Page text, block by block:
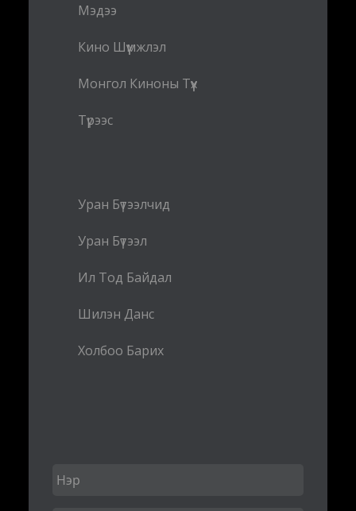
Мэдээ
Кино Шүүмжлэл
Монгол Киноны Түүх
Түрээс
Уран Бүтээлчид
Уран Бүтээл
Ил Тод Байдал
Шилэн Данс
Холбоо Барих